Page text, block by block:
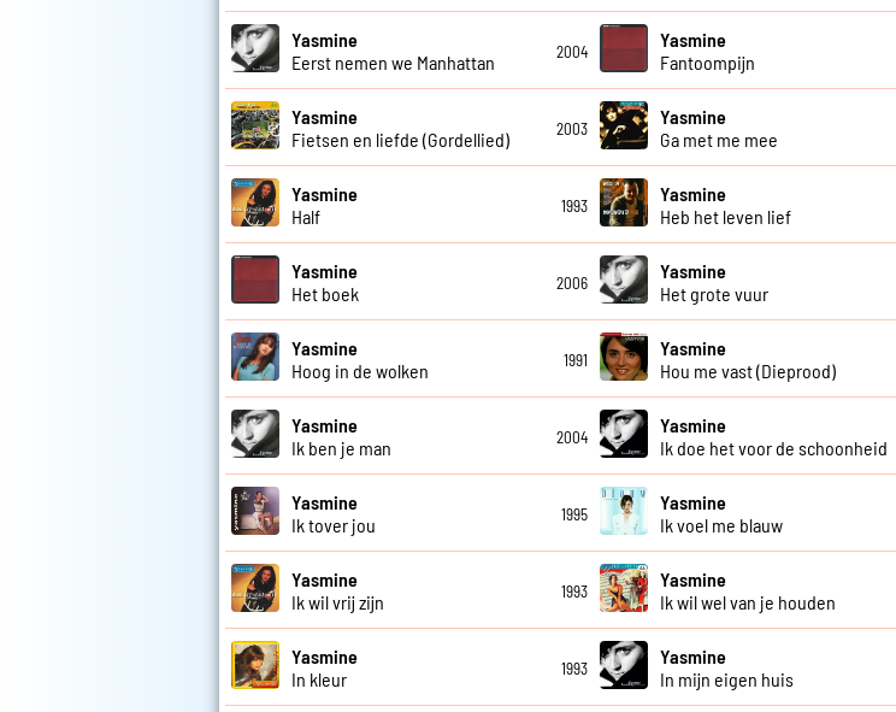
Yasmine
Eerst nemen we Manhattan
2004
Yasmine
Fantoompijn
Yasmine
Fietsen en liefde (Gordellied)
2003
Yasmine
Ga met me mee
Yasmine
Half
1993
Yasmine
Heb het leven lief
Yasmine
Het boek
2006
Yasmine
Het grote vuur
Yasmine
Hoog in de wolken
1991
Yasmine
Hou me vast (Dieprood)
Yasmine
Ik ben je man
2004
Yasmine
Ik doe het voor de schoonheid
Yasmine
Ik tover jou
1995
Yasmine
Ik voel me blauw
Yasmine
Ik wil vrij zijn
1993
Yasmine
Ik wil wel van je houden
Yasmine
In kleur
1993
Yasmine
In mijn eigen huis